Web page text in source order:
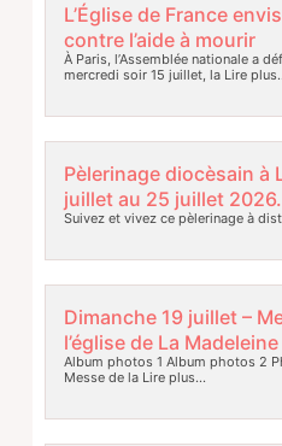
L’Église de France
contre l’aide à mourir
À Paris, l’Assemblée nationale a
mercredi soir 15 juillet, laLire
Pèlerinage diocèsain à
juillet au 25 juillet 2026.
Suivez et vivez ce pèlerinage à
Dimanche 19 juillet –
l’église de La Madeleine
Album photos 1 Album photos 2
Messe de laLire plus…